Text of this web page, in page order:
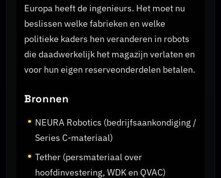
Europa heeft de ingenieurs. Het moet nu
beslissen welke fabrieken en welke
politieke kaders hen veranderen in robots
die daadwerkelijk het magazijn verlaten en
voor hun eigen reserveonderdelen betalen.
Bronnen
NEURA Robotics (bedrijfsaankondiging /
Series C-materiaal)
Tether (persmateriaal over
hoofdinvestering, WDK en QVAC)